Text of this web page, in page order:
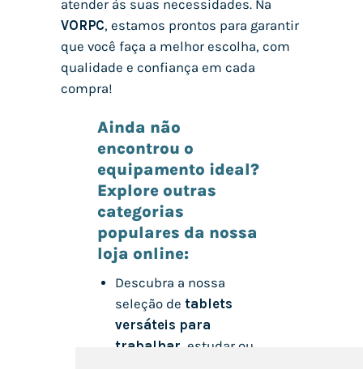
atender às suas necessidades. Na
VORPC, estamos prontos para garantir
que você faça a melhor escolha, com
qualidade e confiança em cada
compra!
Ainda não
encontrou o
equipamento ideal?
Explore outras
categorias
populares da nossa
loja online:
Descubra a nossa
seleção de tablets
versáteis para
trabalhar , estudar ou